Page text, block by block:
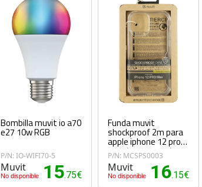
Bombilla muvit io a70
e27 10w RGB
P/N: IO-WIFI70-5
Muvit
No disponible 15.75€
Funda muvit
shockproof 2m para
apple iphone 12 pro
max transparente
P/N: MCSPS0003
Muvit
No disponible 16.15€